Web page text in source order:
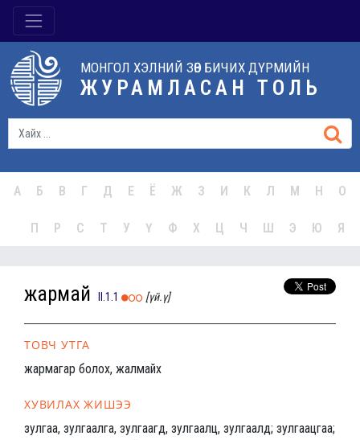
МОНГОЛ ХЭЛНИЙ ЗӨВ БИЧИХ ДҮРМИЙН
ЖУРАМЛАСАН ТОЛЬ
А Б В Г Д Е Ё Ж З И К Л М Н О
П Р С Т У Ү Ф Х Ц Ч Ш Э Ю Я
жармай II.1.1 [үй.ү]
ТОВЧ УТГА
жармагар болох, жалмайх
ХУВИЛАХ ЖИШЭЭ
зулгаа, зулгаалга, зулгаагд, зулгаалц, зулгаалд; зулгаацгаа;